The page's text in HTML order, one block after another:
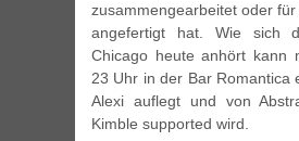
zusammengearbeitet oder
angefertigt hat. Wie sich
Chicago heute anhört kann
23 Uhr in der Bar Romantica
Alexi auflegt und von
Kimble supported wird.